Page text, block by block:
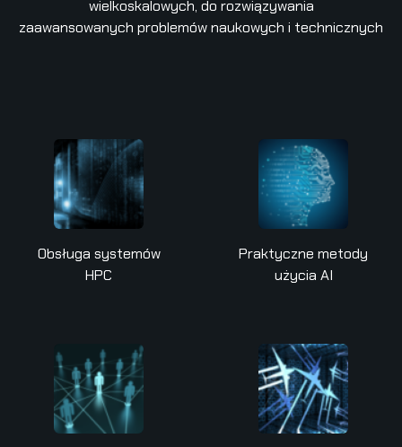
wielkoskalowych, do rozwiązywania
zaawansowanych problemów naukowych i technicznych
Obsługa systemów
HPC
Praktyczne metody
użycia AI